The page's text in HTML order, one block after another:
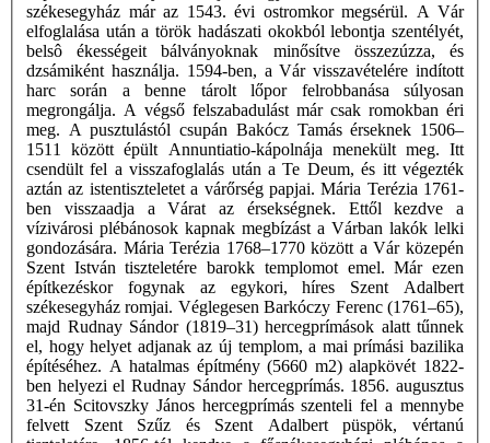
székesegyház már az 1543. évi ostromkor megsérül. A Vár
elfoglalása után a török hadászati okokból lebontja szentélyét,
belsô ékességeit bálványoknak minősítve összezúzza, és
dzsámiként használja. 1594-ben, a Vár visszavételére indított
harc során a benne tárolt lőpor felrobbanása súlyosan
megrongálja. A végső felszabadulást már csak romokban éri
meg. A pusztulástól csupán Bakócz Tamás érseknek 1506–
1511 között épült Annuntiatio-kápolnája menekült meg. Itt
csendült fel a visszafoglalás után a Te Deum, és itt végezték
aztán az istentiszteletet a várőrség papjai. Mária Terézia 1761-
ben visszaadja a Várat az érsekségnek. Ettől kezdve a
vízivárosi plébánosok kapnak megbízást a Várban lakók lelki
gondozására. Mária Terézia 1768–1770 között a Vár közepén
Szent István tiszteletére barokk templomot emel. Már ezen
építkezéskor fogynak az egykori, híres Szent Adalbert
székesegyház romjai. Véglegesen Barkóczy Ferenc (1761–65),
majd Rudnay Sándor (1819–31) hercegprímások alatt tűnnek
el, hogy helyet adjanak az új templom, a mai prímási bazilika
építéséhez. A hatalmas építmény (5660 m2) alapkövét 1822-
ben helyezi el Rudnay Sándor hercegprímás. 1856. augusztus
31-én Scitovszky János hercegprímás szenteli fel a mennybe
felvett Szent Szűz és Szent Adalbert püspök, vértanú